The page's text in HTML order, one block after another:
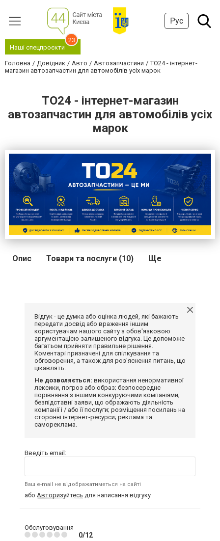
Рус
Наші спецпроєкти
23
Головна Довідник Авто Автозапчастини
TO24 - інтернет-
магазин автозапчастин для автомобілів усіх марок
TO24 - інтернет-магазин
автозапчастин для автомобілів усіх
марок
Опис Товари та послуги (10) Ще
Відгук - це думка або оцінка людей, які бажають
передати досвід або враження іншим
користувачам нашого сайту з обов'язковою
аргументацією залишеного відгука. Це допоможе
багатьом прийняти правильне рішення.
Коментарі призначені для спілкування та
обговорення, а також для роз'яснення питань, що
цікавлять.
Не дозволяється: використання ненормативної
лексики, погроз або образ; безпосереднє
порівняння з іншими конкуруючими компаніями;
безпідставні заяви, що ображають діяльність
компанії і / або її послуги; розміщення посилань на
сторонні інтернет-ресурси; реклама та
самореклама.
Введіть email:
Ваш e-mail не відображатиметься на сайті
або Авторизуйтесь для написання відгуку
Обслуговування
0/12